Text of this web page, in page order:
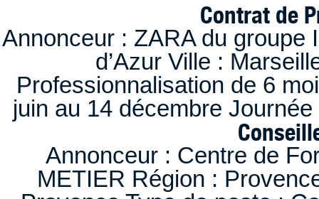
Contrat de
Annonceur : ZARA du
d’Azur Ville :
Professionnalisation de 6
juin au 14 décembre
Annonceur : Centre de
METIER Région :